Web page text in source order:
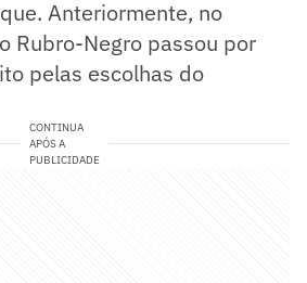
Anteriormente, no
Rubro-Negro passou por
pelas escolhas do
CONTINUA
APÓS A
PUBLICIDADE